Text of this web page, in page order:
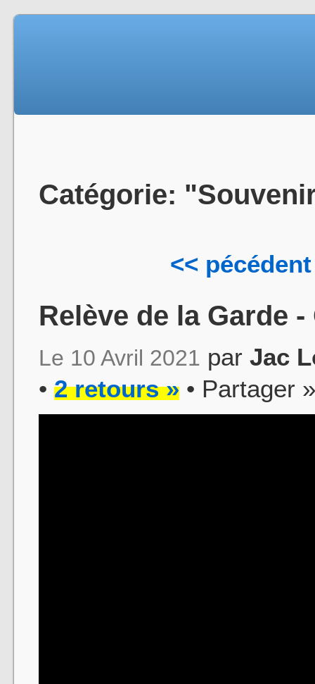
Catégorie:
<< pécédent
Relève de la Garde
Le 10 Avril 2021 par Jac
• 2 retours » • Partager